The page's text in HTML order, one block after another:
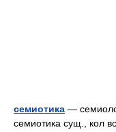
семиотика —
семиотика сущ., кол